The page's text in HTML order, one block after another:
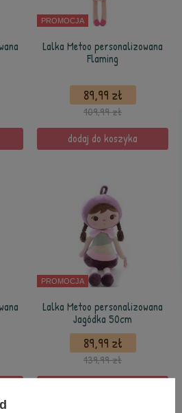
PROMOCJA
Lalka Metoo personalizowana
Flaming
89,99 zł
109,99 zł
dodaj do koszyka
PROMOCJA
Lalka Metoo personalizowana
Jagódka 50cm
89,99 zł
139,99 zł